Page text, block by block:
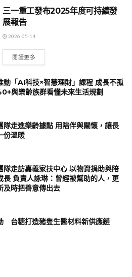
三一重工發布2025年度可持續發
展報告
2026-05-14
閱讀更多
動「AI科技×智慧理財」課程 成長不孤
與樂齡族群看懂未來生活規劃
隊走進樂齡據點 用陪伴與關懷，讓長
份溫暖
隊走訪嘉義家扶中心 以物資捐助與陪
長 負責人詠琳：曾經被幫助的人，更
及時把善意傳出去
台糖打造豬隻生醫材料新供應鏈